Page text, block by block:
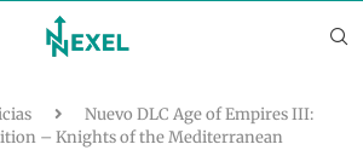
Nuevo DLC Age of Empires III:
– Knights of the Mediterranean